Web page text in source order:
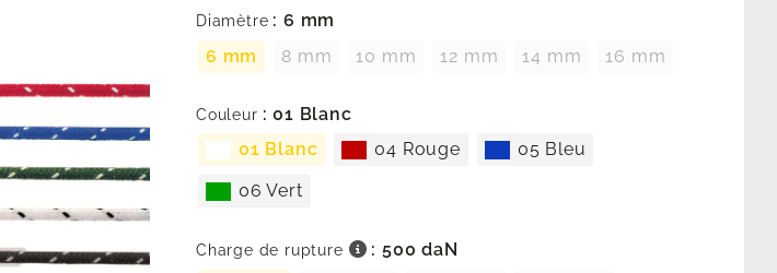
Diamètre : 6 mm
6 mm
8 mm 10 mm 12 mm 14 mm 16 mm
Couleur : 01 Blanc
01 Blanc
04 Rouge
05 Bleu
06 Vert
Charge de rupture
: 500 daN